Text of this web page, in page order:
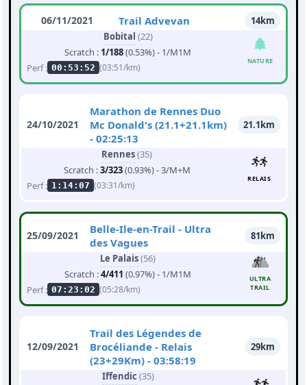
06/11/2021 Trail Advevan
14km
Bobital (22)
Scratch : 1/188(0.53%) - 1/M1M
Perf : 00:53:52 (03:51/km)
NATURE
24/10/2021
Marathon de Rennes Duo
Mc Donald's (21.1+21.1km)
- 02:25:13
21.1km
Rennes(35)
Scratch :3/323(0.93%) - 3/M+M
Perf : 1:14:07 (03:31/km)
RELAIS
25/09/2021
Belle-Ile-en-Trail - Ultra
des Vagues
81km
Le Palais(56)
Scratch :4/411 (0.97%) - 1/M1M
Perf : 07:23:02 (05:28/km)
ULTRA
TRAIL
12/09/2021
Trail des Légendes de
Brocéliande - Relais
(23+29Km) - 03:58:19
29km
Iffendic (35)